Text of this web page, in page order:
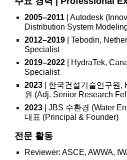
2005–2011 | Autodesk
Distribution System
2012–2019 | Tebodin,
Specialist
2019–2022 | HydraTek,
Specialist
2023 | 한국건설기술연구원,
원 (Adj. Senior Research
2023 |JBS 수환경 (Water
대표 (Principal & Founder)
전문 활동
Reviewer: ASCE, AWWA,